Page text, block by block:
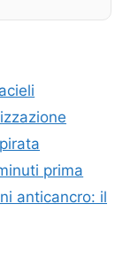
prima
anticancro: il